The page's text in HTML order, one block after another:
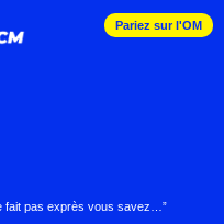
Pariez sur l'OM
fait pas exprès vous savez…”